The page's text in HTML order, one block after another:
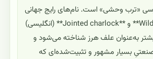
«ترب وحشی» است. نام‌های رایج جهانی
شامل **Wild radish** و **Jointed charlock** (انگلیسی)
به‌عنوان علف هرز شناخته می‌شود و
صنعتیِ بسیار مشهور و تثبیت‌شده‌ای که